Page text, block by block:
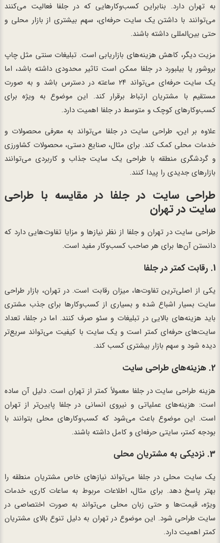
به تهران دارد. بنابراین کسب‌وکارهایی که در جلفا فعالیت می‌کنند
می‌توانند با داشتن یک سایت حرفه‌ای، سهم بیشتری از بازار محلی و
حتی بین‌المللی داشته باشند.
مزیت دیگر، کاهش هزینه‌های بازاریابی است. تبلیغات سنتی مثل چاپ
بروشور یا بیلبورد در جلفا ممکن است تاثیر محدودی داشته باشد، اما
یک سایت حرفه‌ای می‌تواند ۲۴ ساعته در دسترس باشد و به صورت
مستقیم با مشتریان ارتباط برقرار کند. این موضوع به ویژه برای
کسب‌وکارهای کوچک و متوسط در جلفا اهمیت دارد.
علاوه بر این، طراحی سایت در جلفا می‌تواند به معرفی محصولات و
خدمات محلی کمک کند. برای مثال، صنایع دستی، محصولات کشاورزی
و گردشگری منطقه با طراحی یک سایت جذاب و کاربردی می‌توانند
بازارهای جدیدی را پیدا کنند.
طراحی سایت در جلفا در مقایسه با طراحی
سایت در تهران
طراحی سایت در تهران و جلفا از نظر نیازها و مزایا تفاوت‌هایی دارد که
دانستن آن‌ها برای هر صاحب کسب‌وکار مفید است.
1. رقابت کمتر در جلفا
یکی از اصلی‌ترین تفاوت‌ها، میزان رقابت است. در تهران، بازار طراحی
سایت بسیار اشباع شده و بسیاری از کسب‌وکارها برای جذب مشتری
باید هزینه‌های بالایی در تبلیغات و سئو صرف کنند. اما در جلفا، تعداد
سایت‌های حرفه‌ای کمتر است و یک سایت با کیفیت می‌تواند سریع‌تر
دیده شود و سهم بازار بیشتری کسب کند.
2. هزینه‌های طراحی سایت
هزینه طراحی سایت در جلفا معمولاً کمتر از تهران است. دلیل آن ساده
است: هزینه‌های عملیاتی و نیروی انسانی در جلفا پایین‌تر از تهران
است. این موضوع باعث می‌شود که کسب‌وکارهای محلی بتوانند با
بودجه کمتر، سایتی حرفه‌ای و کامل داشته باشند.
3. نزدیکی به مشتریان محلی
یک سایت محلی در جلفا می‌تواند نیازهای خاص مشتریان منطقه را
بهتر پاسخ دهد. برای مثال، اطلاعات مربوط به ساعات کاری، خدمات
ویژه، قیمت‌ها و حتی زبان محلی می‌تواند به صورت اختصاصی در
سایت طراحی شود. این موضوع در تهران به دلیل تنوع بالای مشتریان
کمتر اهمیت دارد.